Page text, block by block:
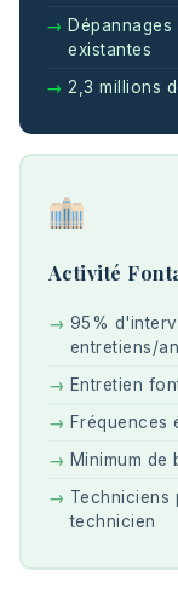
existantes
2,3 millions
Activité
95%
entretiens/
Entretien
Fréquences
Minimum de
Techniciens
technicien